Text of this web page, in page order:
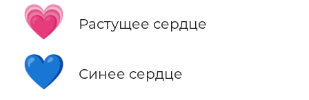
💗 Растущее сердце
💙 Синее сердце